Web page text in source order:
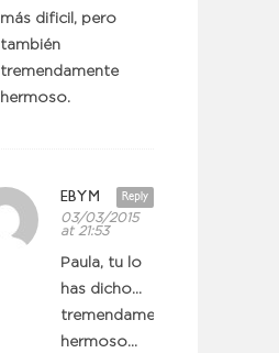
más dificil, pero
también
tremendamente
hermoso.
Reply
EBYM
03/03/2015
at 21:53
Paula, tu lo
has dicho…
tremendamente
hermoso…